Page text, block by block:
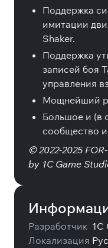
Поддержка
имитации
Shaker.
Поддержка
записей боя
управления
Мощнейший
Большое и (в
сообщество
© 2022-2025
by 1C Game
Разработчик 1C
Локализация